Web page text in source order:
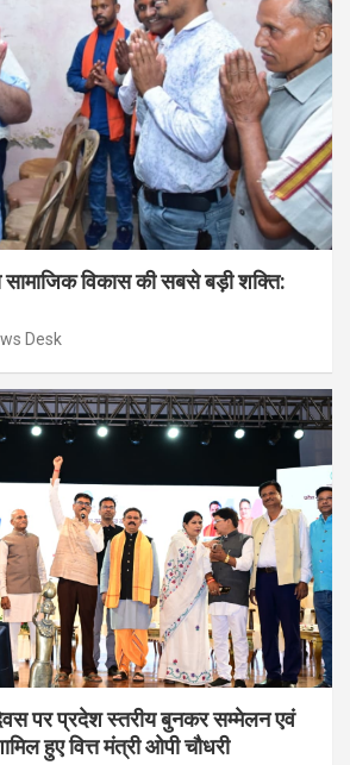
विकास की सबसे बड़ी शक्ति:
Desk
पर प्रदेश स्तरीय बुनकर सम्मेलन एवं
हुए वित्त मंत्री ओपी चौधरी